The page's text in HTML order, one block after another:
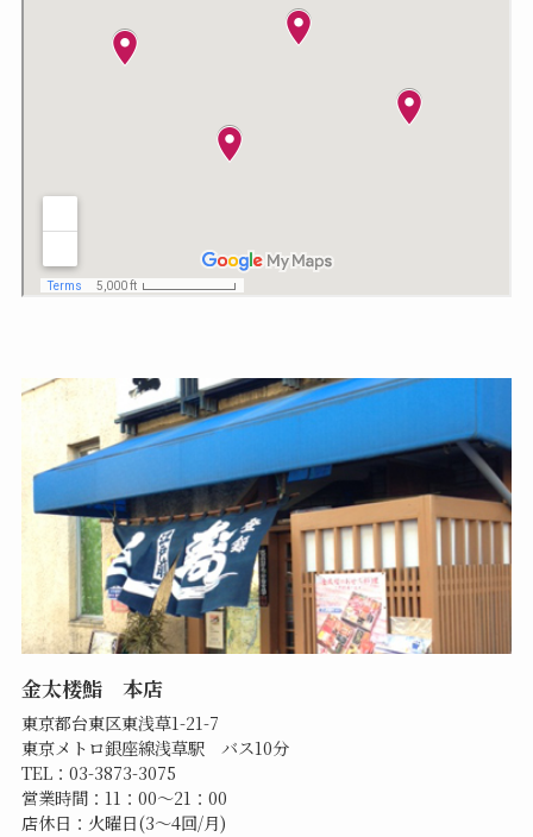
金太楼鮨 本店
東京都台東区東浅草1-21-7
東京メトロ銀座線浅草駅 バス10分
TEL：03-3873-3075
営業時間：11：00～21：00
店休日：火曜日(3～4回/月)